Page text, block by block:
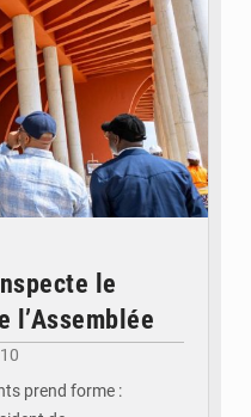
le
l’Assemblée
prend forme :